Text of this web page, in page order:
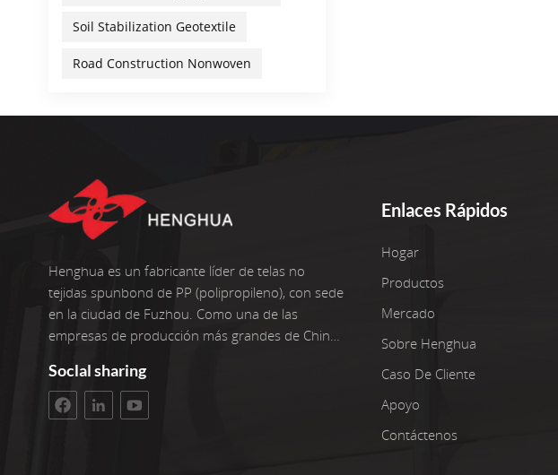
Soil Stabilization Geotextile
Road Construction Nonwoven
Henghua es un fabricante líder de telas no
tejidas spunbond de PP (polipropileno), con sede
en la ciudad de Fuzhou. Como una de las
empresas de producción más grandes de China,
con dos reenrolladores adicionales. Nuestras
instalaciones tienen una superficie de taller de
3400 metros cuadrados. La inversión bruta
Soclal sharing
Enlaces Rápidos
Hogar
Productos
Mercado
Sobre Henghua
Caso De Cliente
Apoyo
Contáctenos